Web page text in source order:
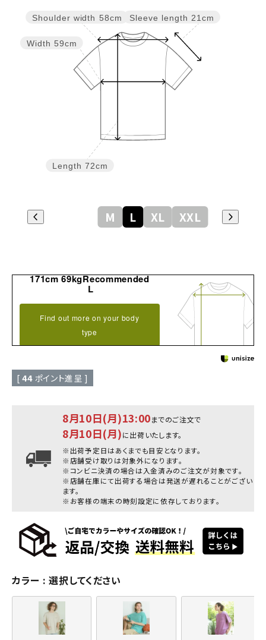
Sleeve length 21cm
Length 72cm
Width 59cm
Shoulder width 58cm
M L XL XXL
171cm 69kgRecommended
L
Find out more on your body
type
[ 44 ポイント進呈 ]
8月10日(月)13:00までのご注文で
8月10日(月)に出荷いたします。
※出荷予定日はあくまでも目安となります。
※店舗受け取りは対象外になります。
※コンビニ決済の場合は入金済みのご注文が対象です。
※店舗在庫にて出荷する場合は発送が遅れることがござい
ます。
※お客様の端末の時刻設定に依存しております。
カラー 選択してください